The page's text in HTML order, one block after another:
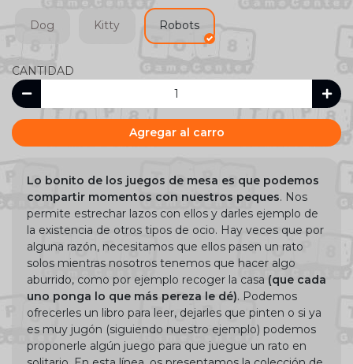
Dog Kitty Robots
CANTIDAD
Agregar al carro
Lo bonito de los juegos de mesa es que podemos
compartir momentos con nuestros peques. Nos
permite estrechar lazos con ellos y darles ejemplo de
la existencia de otros tipos de ocio. Hay veces que por
alguna razón, necesitamos que ellos pasen un rato
solos mientras nosotros tenemos que hacer algo
aburrido, como por ejemplo recoger la casa (que cada
uno ponga lo que más pereza le dé). Podemos
ofrecerles un libro para leer, dejarles que pinten o si ya
es muy jugón (siguiendo nuestro ejemplo) podemos
proponerle algún juego para que juegue un rato en